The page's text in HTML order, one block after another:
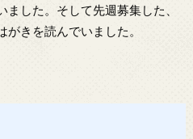
した。そして先週募集した、
きを読んでいました。